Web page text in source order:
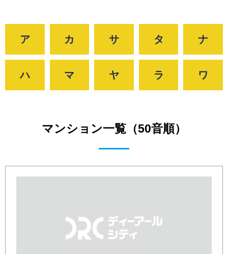
ア カ サ タ ナ
ハ マ ヤ ラ ワ
マンション一覧（50音順）